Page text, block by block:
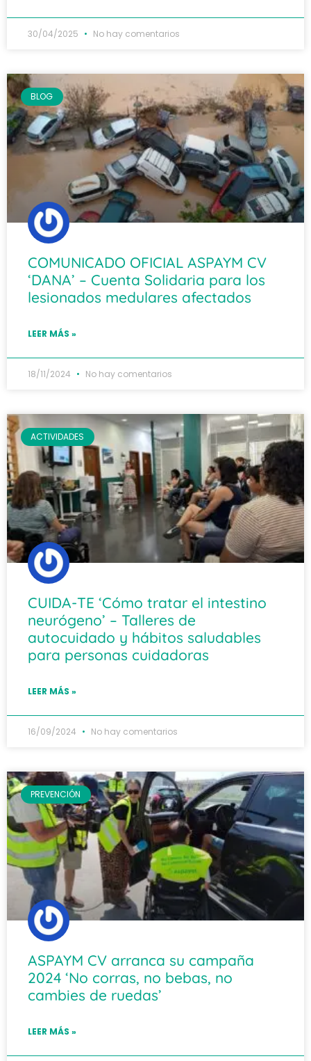
30/04/2025 No hay comentarios
BLOG
COMUNICADO OFICIAL ASPAYM CV
‘DANA’ – Cuenta Solidaria para los
lesionados medulares afectados
LEER MÁS »
18/11/2024 No hay comentarios
ACTIVIDADES
CUIDA-TE ‘Cómo tratar el intestino
neurógeno’ – Talleres de
autocuidado y hábitos saludables
para personas cuidadoras
LEER MÁS »
16/09/2024 No hay comentarios
PREVENCIÓN
ASPAYM CV arranca su campaña
2024 ‘No corras, no bebas, no
cambies de ruedas’
LEER MÁS »